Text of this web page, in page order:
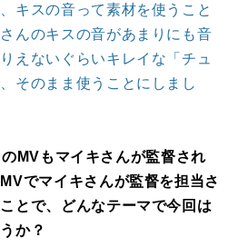
キスの音って素材を使うこと
んのキスの音があまりにも音
えないぐらいキレイな「チュ
そのまま使うことにしまし
MVもマイキさんが監督され
でマイキさんが監督を担当さ
とで、どんなテーマで今回は
か？